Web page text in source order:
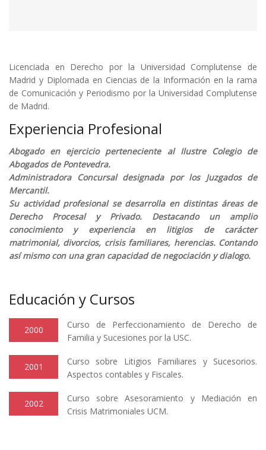
Licenciada en Derecho por la Universidad Complutense de
Madrid y Diplomada en Ciencias de la Información en la rama
de Comunicación y Periodismo por la Universidad Complutense
de Madrid.
Experiencia Profesional
Abogado en ejercicio perteneciente al Ilustre Colegio de
Abogados de Pontevedra.
Administradora Concursal designada por los Juzgados de
Mercantil.
Su actividad profesional se desarrolla en distintas áreas de
Derecho Procesal y Privado. Destacando un amplio
conocimiento y experiencia en litigios de carácter
matrimonial, divorcios, crisis familiares, herencias. Contando
así mismo con una gran capacidad de negociación y dialogo.
Educación y Cursos
2000
Curso de Perfeccionamiento de Derecho de
Familia y Sucesiones por la USC.
2001
Curso sobre Litigios Familiares y Sucesorios.
Aspectos contables y Fiscales.
2002
Curso sobre Asesoramiento y Mediación en
Crisis Matrimoniales UCM.